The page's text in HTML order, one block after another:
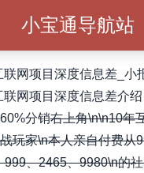
小宝通导航站
网项目深度信息差_小
联网项目深度信息差介绍
分销右上角\n\n10年
玩家\n本人亲自付费从
999、2465、9980\n的